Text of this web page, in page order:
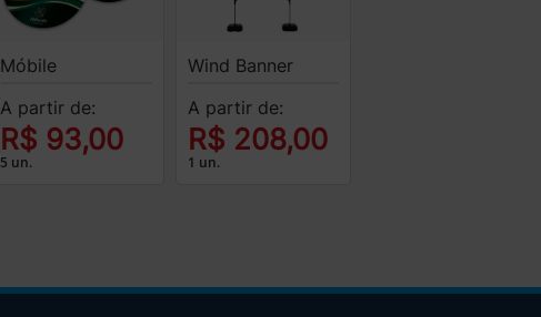
Móbile
A partir de:
R$ 93,00
5 un.
Wind Banner
A partir de:
R$ 208,00
1 un.